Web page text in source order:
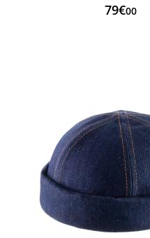
79€00